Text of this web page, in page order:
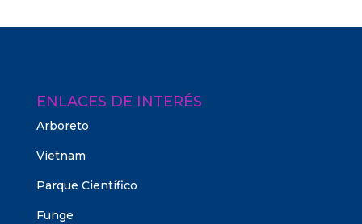
ENLACES DE INTERÉS
Arboreto
Vietnam
Parque Científico
Funge